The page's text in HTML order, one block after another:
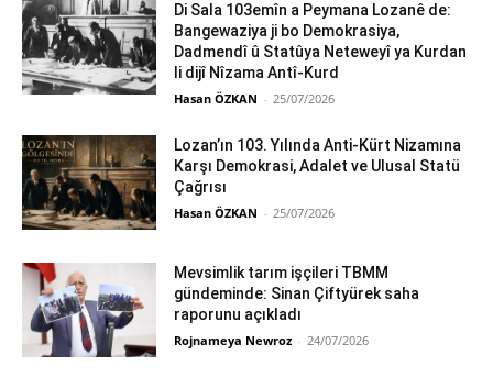
Di Sala 103emîn a Peymana Lozanê de:
Bangewaziya ji bo Demokrasiya,
Dadmendî û Statûya Neteweyî ya Kurdan
li dijî Nîzama Antî-Kurd
Hasan ÖZKAN - 25/07/2026
Lozan’ın 103. Yılında Anti-Kürt Nizamına
Karşı Demokrasi, Adalet ve Ulusal Statü
Çağrısı
Hasan ÖZKAN - 25/07/2026
Mevsimlik tarım işçileri TBMM
gündeminde: Sinan Çiftyürek saha
raporunu açıkladı
Rojnameya Newroz - 24/07/2026